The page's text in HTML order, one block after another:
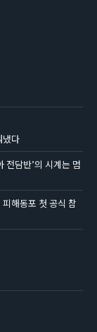
냈다
전담반’의 시계는 멈
해동포 첫 공식 참